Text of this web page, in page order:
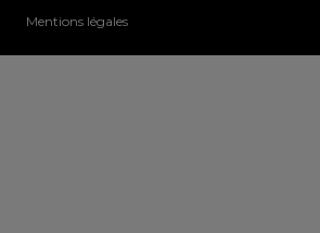
Mentions légales